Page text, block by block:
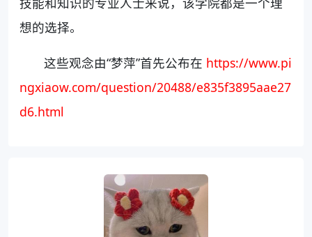
想的选择。
这些观念由“梦萍”首先公布在 https://www.pi
ngxiaow.com/question/20488/e835f3895aae27
d6.html